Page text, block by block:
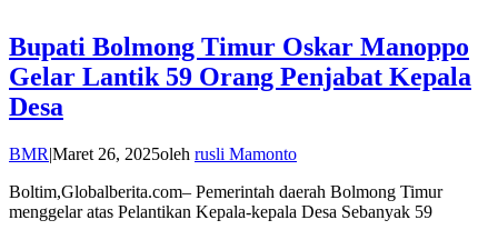
Bupati Bolmong Timur Oskar Manoppo
Gelar Lantik 59 Orang Penjabat Kepala
Desa
BMR|Maret 26, 2025oleh rusli Mamonto
Boltim,Globalberita.com– Pemerintah daerah Bolmong Timur
menggelar atas Pelantikan Kepala-kepala Desa Sebanyak 59